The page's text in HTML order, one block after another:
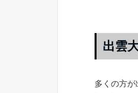
出雲
多くの方が